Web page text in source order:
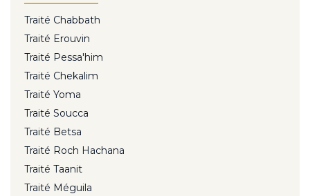
Traité Chabbath
Traité Erouvin
Traité Pessa'him
Traité Chekalim
Traité Yoma
Traité Soucca
Traité Betsa
Traité Roch Hachana
Traité Taanit
Traité Méguila